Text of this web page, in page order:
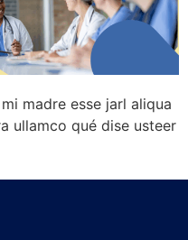
madre esse jarl aliqua
ullamco qué dise usteer